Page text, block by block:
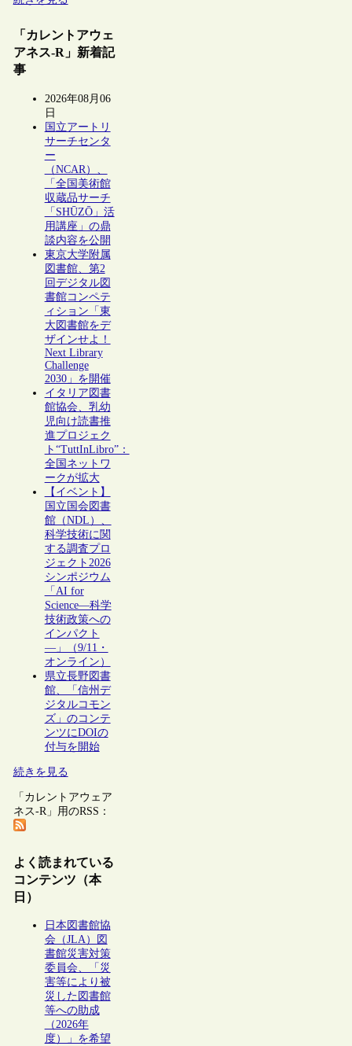
「カレントアウェ
アネス-R」新着記
事
2026年08月06
日
国立アートリ
サーチセンタ
ー
（NCAR）、
「全国美術館
収蔵品サーチ
「SHŪZŌ」活
用講座」の鼎
談内容を公開
東京大学附属
図書館、第2
回デジタル図
書館コンペテ
ィション「東
大図書館をデ
ザインせよ！
Next Library
Challenge
2030」を開催
イタリア図書
館協会、乳幼
児向け読書推
進プロジェク
ト“TuttInLibro”：
全国ネットワ
ークが拡大
【イベント】
国立国会図書
館（NDL）、
科学技術に関
する調査プロ
ジェクト2026
シンポジウム
「AI for
Science―科学
技術政策への
インパクト
―」（9/11・
オンライン）
県立長野図書
館、「信州デ
ジタルコモン
ズ」のコンテ
ンツにDOIの
付与を開始
続きを見る
「カレントアウェア
ネス-R」用のRSS：
よく読まれている
コンテンツ（本
日）
日本図書館協
会（JLA）図
書館災害対策
委員会、「災
害等により被
災した図書館
等への助成
（2026年
度）」を希望